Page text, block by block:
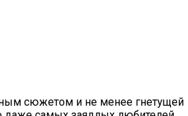
сюжетом и не менее гнетущей